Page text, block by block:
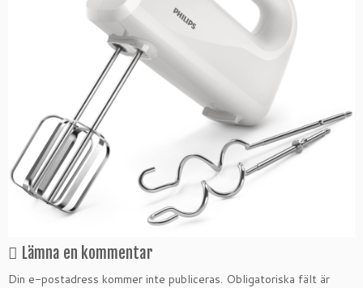
Lämna en kommentar
Din e-postadress kommer inte publiceras. Obligatoriska fält är